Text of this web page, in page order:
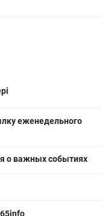
еженедельного
о важных событиях